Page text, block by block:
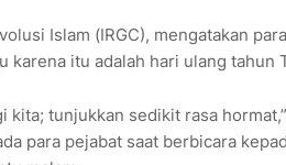
Islam (IRGC), mengatakan
karena itu adalah hari ulang tahun
tunjukkan sedikit rasa
para pejabat saat berbicara